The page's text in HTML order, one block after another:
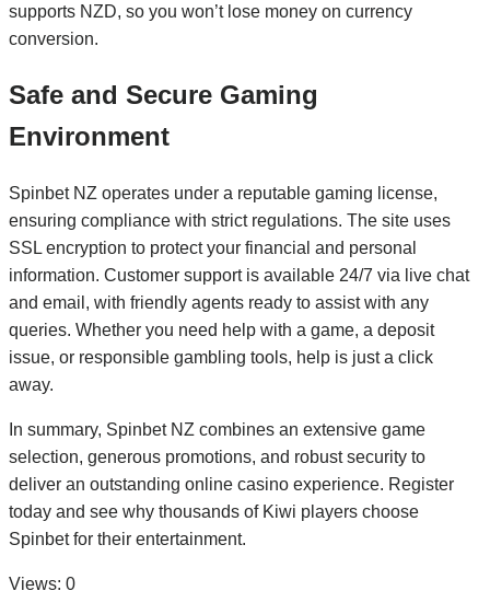
supports NZD, so you won’t lose money on currency
conversion.
Safe and Secure Gaming
Environment
Spinbet NZ operates under a reputable gaming license,
ensuring compliance with strict regulations. The site uses
SSL encryption to protect your financial and personal
information. Customer support is available 24/7 via live chat
and email, with friendly agents ready to assist with any
queries. Whether you need help with a game, a deposit
issue, or responsible gambling tools, help is just a click
away.
In summary, Spinbet NZ combines an extensive game
selection, generous promotions, and robust security to
deliver an outstanding online casino experience. Register
today and see why thousands of Kiwi players choose
Spinbet for their entertainment.
Views: 0